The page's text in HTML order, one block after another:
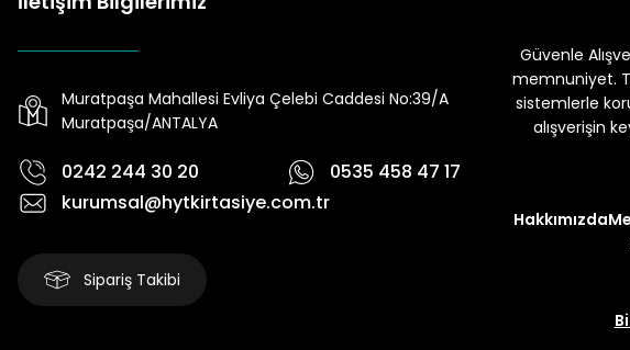
Muratpaşa Mahallesi Evliya Çelebi Caddesi No:39/A
Muratpaşa/ANTALYA
0242 244 30 20
0535 458 47 17
kurumsal@hytkirtasiye.com.tr
Sipariş Takibi
Güvenle
memnuniyet.
sistemlerle
alışverişin
Hakkımızda